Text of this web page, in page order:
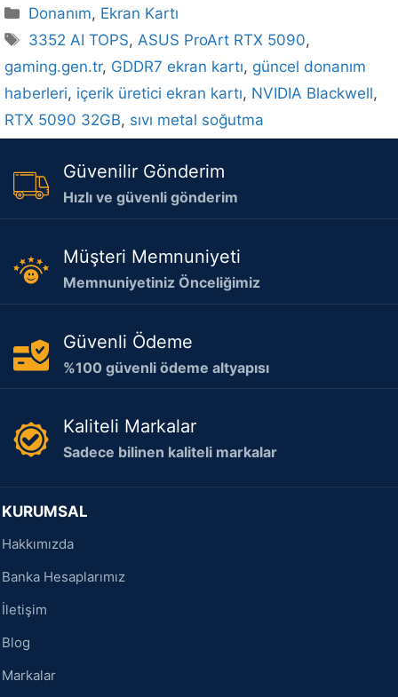
Kategoriler
Donanım, Ekran Kartı
Etiketler
3352 AI TOPS,ASUS ProArt RTX 5090,
gaming.gen.tr, GDDR7 ekran kartı, güncel donanım
haberleri, içerik üretici ekran kartı, NVIDIA Blackwell,
RTX 5090 32GB, sıvı metal soğutma
Güvenilir Gönderim
Hızlı ve güvenli gönderim
Müşteri Memnuniyeti
Memnuniyetiniz Önceliğimiz
Güvenli Ödeme
%100 güvenli ödeme altyapısı
Kaliteli Markalar
Sadece bilinen kaliteli markalar
KURUMSAL
Hakkımızda
Banka Hesaplarımız
İletişim
Blog
Markalar